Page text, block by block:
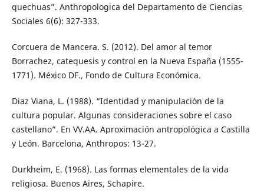
quechuas”. Anthropologica del Departamento de Ciencias
Sociales 6(6): 327-333.
Corcuera de Mancera. S. (2012). Del amor al temor
Borrachez, catequesis y control en la Nueva España (1555-
1771). México DF., Fondo de Cultura Económica.
Diaz Viana, L. (1988). “Identidad y manipulación de la
cultura popular. Algunas consideraciones sobre el caso
castellano”. En VV.AA. Aproximación antropológica a Castilla
y León. Barcelona, Anthropos: 13-27.
Durkheim, E. (1968). Las formas elementales de la vida
religiosa. Buenos Aires, Schapire.